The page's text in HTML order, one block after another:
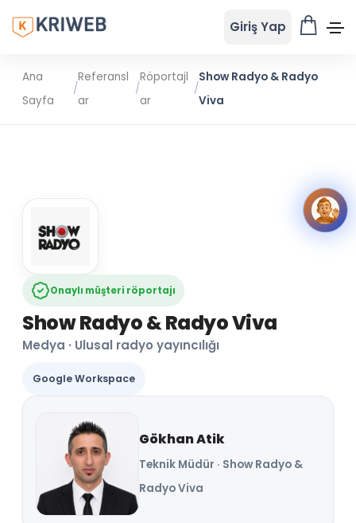
Giriş Yap
Ana
Sayfa
/
Referansl
ar
/
Röportajl
ar
/
Show Radyo & Radyo
Viva
Onaylı müşteri röportajı
Show Radyo & Radyo Viva
Medya · Ulusal radyo yayıncılığı
Google Workspace
Gökhan Atik
Teknik Müdür · Show Radyo &
Radyo Viva